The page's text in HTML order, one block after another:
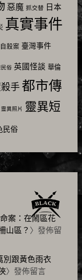
惡魔 抓交替 日本
真實事件
自殺案 臺灣事件
俗 英國怪談 華倫
手 都市傳
靈異照片 靈異短
民俗
案：在鬧區花
山區？ 〉發佈留
別跟黃色雨衣
〉發佈留言